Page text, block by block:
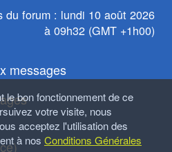
le bon fonctionnement de ce
votre visite, nous
acceptez l'utilisation des
à nos Conditions Générales
du forum : lundi 10 août 2026
à 09h32 (GMT +1h00)
messages